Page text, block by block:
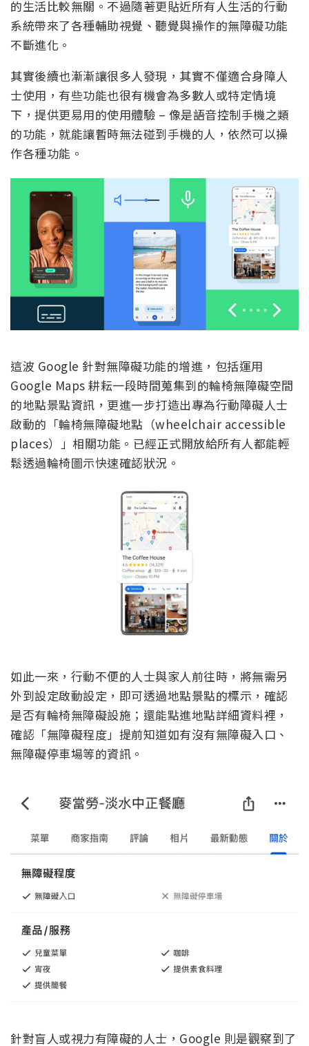
的生活比較無關。不過隨著更貼近所有人生活的行動
系統帶來了各種輔助視覺、聽覺與操作的無障礙功能
不斷進化。
其實後續也漸漸讓很多人發現，其實不僅適合身障人
士使用，有些功能也很有機會為多數人或特定情境
下，提供更易用的使用體驗 – 像是語音控制手機之類
的功能，就能讓暫時無法碰到手機的人，依然可以操
作各種功能。
這波 Google 針對無障礙功能的增進，包括運用
Google Maps 耕耘一段時間蒐集到的輪椅無障礙空間
的地點景點資訊，更進一步打造出專為行動障礙人士
啟動的「輪椅無障礙地點（wheelchair accessible
places）」相關功能。已經正式開放給所有人都能輕
鬆透過輪椅圖示快速確認狀況。
如此一來，行動不便的人士與家人前往時，將無需另
外到設定啟動設定，即可透過地點景點的標示，確認
是否有輪椅無障礙設施；還能點進地點詳細資料裡，
確認「無障礙程度」提前知道如有沒有無障礙入口、
無障礙停車場等的資訊。
針對盲人或視力有障礙的人士，Google 則是觀察到了